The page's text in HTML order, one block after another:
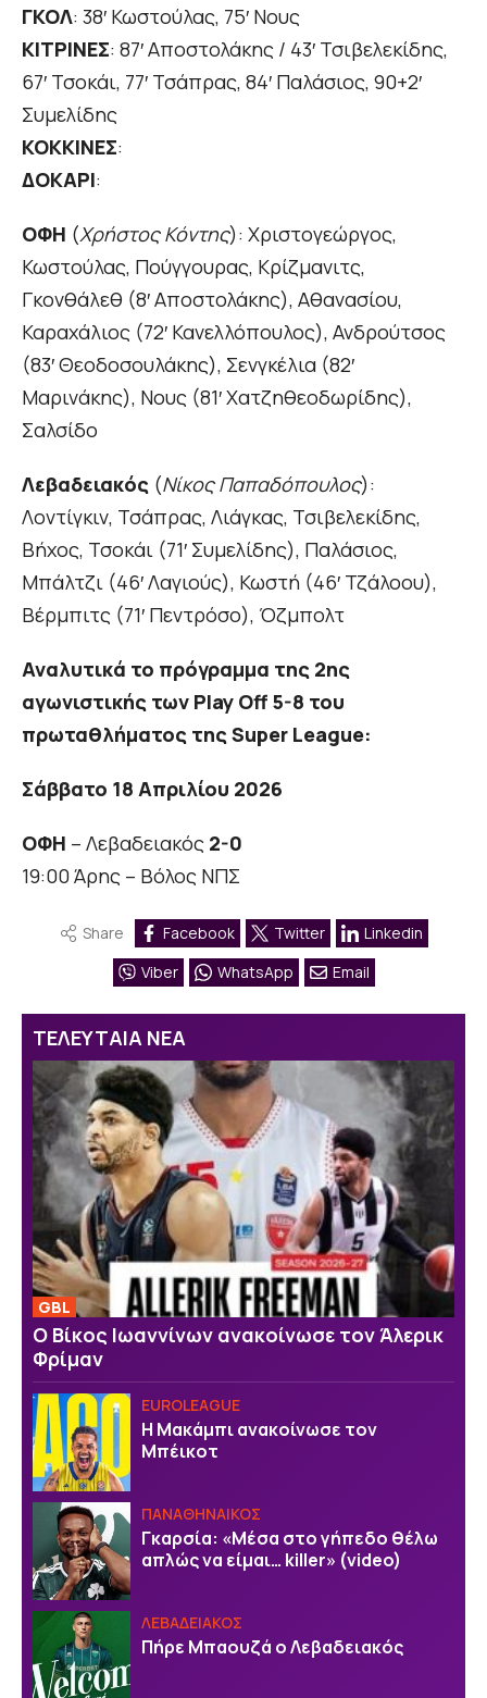
ΓΚΟΛ: 38′ Κωστούλας, 75′ Νους
ΚΙΤΡΙΝΕΣ: 87′ Αποστολάκης / 43′ Τσιβελεκίδης,
67′ Τσοκάι, 77′ Τσάπρας, 84′ Παλάσιος, 90+2′
Συμελίδης
ΚΟΚΚΙΝΕΣ:
ΔΟΚΑΡΙ:
ΟΦΗ (Χρήστος Κόντης): Χριστογεώργος,
Κωστούλας, Πούγγουρας, Κρίζμανιτς,
Γκονθάλεθ (8′ Αποστολάκης), Αθανασίου,
Καραχάλιος (72′ Κανελλόπουλος), Ανδρούτσος
(83′ Θεοδοσουλάκης), Σενγκέλια (82′
Μαρινάκης), Νους (81′ Χατζηθεοδωρίδης),
Σαλσίδο
Λεβαδειακός (Νίκος Παπαδόπουλος):
Λοντίγκιν, Τσάπρας, Λιάγκας, Τσιβελεκίδης,
Βήχος, Τσοκάι (71′ Συμελίδης), Παλάσιος,
Μπάλτζι (46′ Λαγιούς), Κωστή (46′ Τζάλοου),
Βέρμπιτς (71′ Πεντρόσο), Όζμπολτ
Αναλυτικά το πρόγραμμα της 2ης
αγωνιστικής των Play Off 5-8 του
πρωταθλήματος της Super League:
Σάββατο 18 Απριλίου 2026
ΟΦΗ – Λεβαδειακός 2-0
19:00 Άρης – Βόλος ΝΠΣ
Share Facebook Twitter
Linkedin
Viber
WhatsApp Email
ΤΕΛΕΥΤΑΙΑ ΝΕΑ
GBL
Ο Βίκος Ιωαννίνων ανακοίνωσε τον Άλερικ
Φρίμαν
EUROLEAGUE
Η Μακάμπι ανακοίνωσε τον
Μπέικοτ
ΠΑΝΑΘΗΝΑΙΚΟΣ
Γκαρσία: «Μέσα στο γήπεδο θέλω
απλώς να είμαι… killer» (video)
ΛΕΒΑΔΕΙΑΚΟΣ
Πήρε Μπαουζά ο Λεβαδειακός